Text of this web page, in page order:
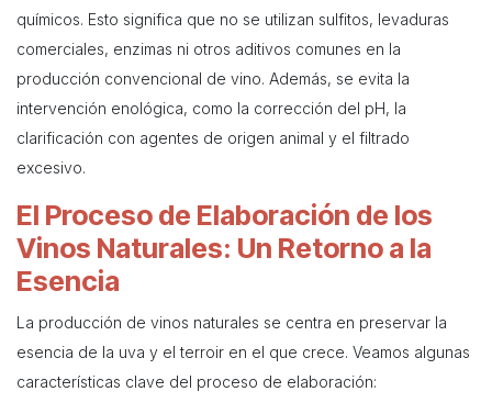
químicos. Esto significa que no se utilizan sulfitos, levaduras
comerciales, enzimas ni otros aditivos comunes en la
producción convencional de vino. Además, se evita la
intervención enológica, como la corrección del pH, la
clarificación con agentes de origen animal y el filtrado
excesivo.
El Proceso de Elaboración de los
Vinos Naturales: Un Retorno a la
Esencia
La producción de vinos naturales se centra en preservar la
esencia de la uva y el terroir en el que crece. Veamos algunas
características clave del proceso de elaboración: